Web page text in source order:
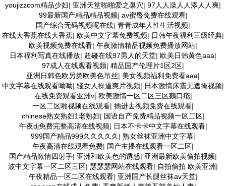
youjizzcom精品少妇| 亚洲天堂啪啪爱之巢穴| 97人人澡人人添人人爽|
99最新国产精品精品视频| av蜜臀免费在线观看|
国产综合无码视频呢在线| 青青成年人性生活视频|
在线大香蕉在线大香蕉| 欧美中文字幕免费视频| 日韩午夜福利三级经典|
欧美视频免费在线看| 午夜激情精品视频免费播放网站|
日本福利写真在线播放| 超碰在线97男人的天堂| 欧美日韩黄色aaa|
97成人在线观看视频| 精品国产伦理片1区2区|
亚洲日韩色欧另类欧美色吊丝| 美女视频福利免费看aaa|
中文字幕在线观看呦呦| 骚女人操逼爽片视频| 日本激情床震无遮掩视频|
在线免费观看亚洲v| 欧美激情一区二区三区鹅口疮|
一区二区啪视频在线观看| 插进去视频免费在线观看|
chinese熟女熟妇1老熟妇| 国语自产免费精品视频一区二区|
午夜dj免费完整高清在线视频| 日本不卡卡中文字幕在线观看|
999国产精品999久久久久久 | 熟女丝袜亚洲中文字幕|
午夜高清在线观看免费| 国产主播在线观看一区二区|
国产精品激情四射手| 亚洲和欧美色的诱惑| 亚洲最新欧美偷拍视频|
波中文字幕一区二区三区| 瑟瑟瑟网站在线观看| 自拍偷拍 欧美亚洲|
午夜精品一区二区在线观看| 亚洲国产长腿丝袜av天堂|